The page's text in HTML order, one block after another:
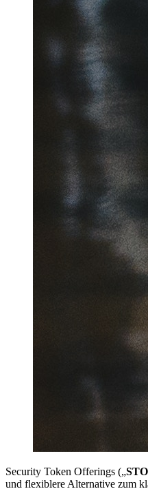
Security Token Offerings („
und flexiblere Alternative zum